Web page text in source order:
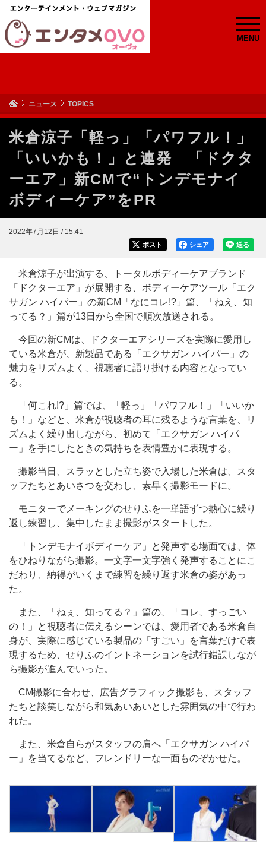
MENU
ニュース TOPICS
米倉涼子「軽っ」「パワフル！」
「いいかも！」と連発 「ドクタ
ーエア」新CMで“トンデモナイ
ボディーケア”をPR
2022年7月12日 / 15:41
送る
シェア
ポスト
米倉涼子が出演する、トータルボディーケアブランド
「ドクターエア」が展開する、ボディーケアツール「エク
サガン ハイパー」の新CM「なにコレ!?」篇、「ねえ、知
ってる？」篇が13日から全国で順次放送される。
今回の新CMは、ドクターエアシリーズを実際に愛用し
ている米倉が、新製品である「エクサガン ハイパー」の
魅力をリズムよく、視聴者に語り掛ける内容となってい
る。
「何これ!?」篇では、「軽っ」「パワフル！」「いいか
も！」などと、米倉が視聴者の耳に残るような言葉を、リ
ズムよく繰り出しながら、初めて「エクサガン ハイパ
ー」を手にしたときの気持ちを表情豊かに表現する。
撮影当日、スラッとした立ち姿で入場した米倉は、スタ
ッフたちとあいさつを交わし、素早く撮影モードに。
モニターでメーキングのせりふを一単語ずつ熱心に繰り
返し練習し、集中したまま撮影がスタートした。
「トンデモナイボディーケア」と発声する場面では、体
をひねりながら撮影。一文字一文字強く発声することにこ
だわり、納得がいくまで練習を繰り返す米倉の姿があっ
た。
また、「ねぇ、知ってる？」篇の、「コレ、すっごい
の！」と視聴者に伝えるシーンでは、愛用者である米倉自
身が、実際に感じている製品の「すごい」を言葉だけで表
現するため、せりふのイントネーションを試行錯誤しなが
ら撮影が進んでいった。
CM撮影に合わせ、広告グラフィック撮影も、スタッフ
たちと談笑しながら和気あいあいとした雰囲気の中で行わ
れた。
また、米倉自らがスタッフの肩へ「エクサガン ハイパ
ー」を当てるなど、フレンドリーな一面ものぞかせた。